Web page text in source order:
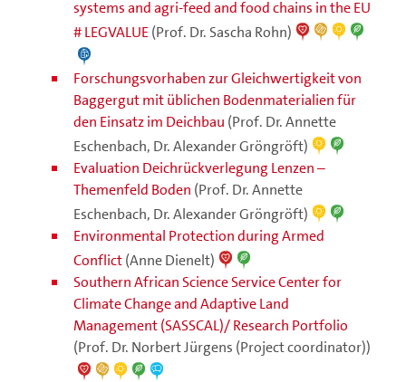
systems and agri-feed and food chains in the EU
# LEGVALUE(Prof. Dr. Sascha Rohn)
Forschungsvorhaben zur Gleichwertigkeit von
Baggergut mit üblichen Bodenmaterialien für
den Einsatz im Deichbau (Prof. Dr. Annette
Eschenbach, Dr. Alexander Gröngröft)
Evaluation Deichrückverlegung Lenzen –
Themenfeld Boden (Prof. Dr. Annette
Eschenbach, Dr. Alexander Gröngröft)
Environmental Protection during Armed
Conflict(Anne Dienelt)
Southern African Science Service Center for
Climate Change and Adaptive Land
Management (SASSCAL)/ Research Portfolio
(Prof. Dr. Norbert Jürgens (Project coordinator))